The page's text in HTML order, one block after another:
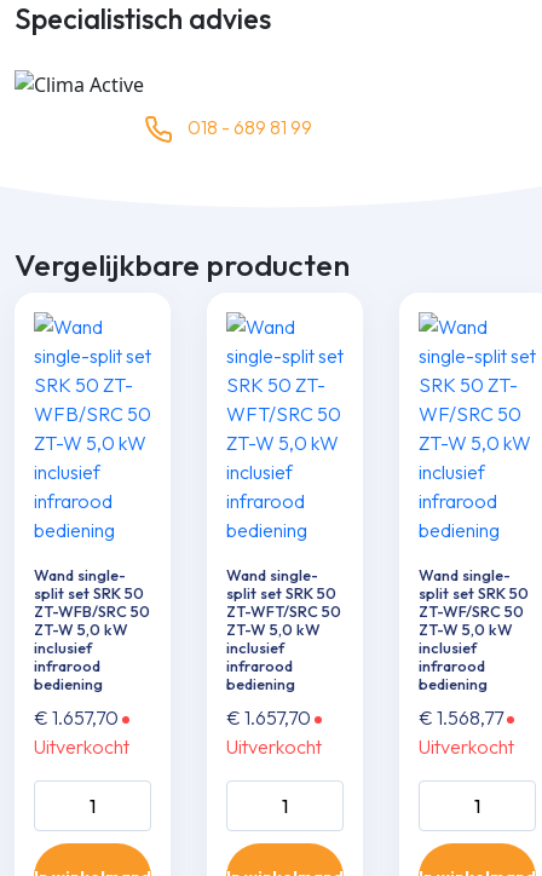
Specialistisch advies
018 - 689 81 99
Vergelijkbare producten
Wand single-
split set SRK 50
ZT-WFB/SRC 50
ZT-W 5,0 kW
inclusief
infrarood
bediening
€ 1.657,70
Uitverkocht
WFB/SRC 50 ZT-
Wand single-
split set SRK 50
ZT-WFT/SRC 50
ZT-W 5,0 kW
inclusief
infrarood
bediening
€ 1.657,70
Uitverkocht
WFT/SRC 50 ZT-
Wand single-
split set SRK 50
ZT-WF/SRC 50
ZT-W 5,0 kW
inclusief
infrarood
bediening
€ 1.568,77
Uitverkocht
WF/SRC 50